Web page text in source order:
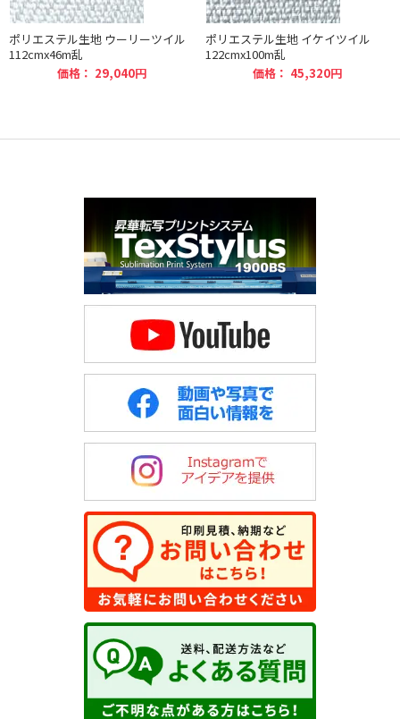
ポリエステル生地 ウーリーツイル
112cmx46m乱
価格： 29,040円
ポリエステル生地 イケイツイル
122cmx100m乱
価格： 45,320円